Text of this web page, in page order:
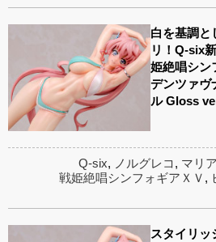
白を基調と
リ！Q-six
姫絶唱シン
デンツァ
ル Gloss
Q-six, ノルグレコ , マリ
戦姫絶唱シンフォギアＸＶ ,
スタイリッ